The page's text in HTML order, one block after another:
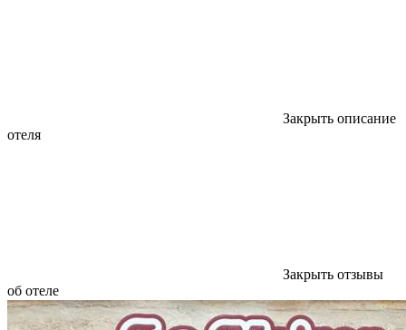
Закрыть описание
отеля
Закрыть отзывы
об отеле